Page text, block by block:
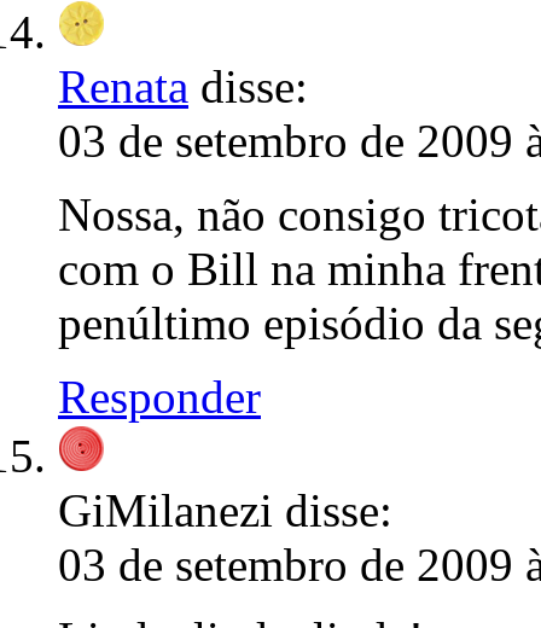
Renata disse:
03 de setembro de 2009
Nossa, não consigo
com o Bill na minha
penúltimo episódio da
Responder
GiMilanezi disse:
03 de setembro de 2009